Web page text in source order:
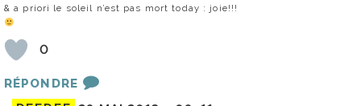
& a priori le soleil n’est pas mort today : joie!!!
0
RÉPONDRE